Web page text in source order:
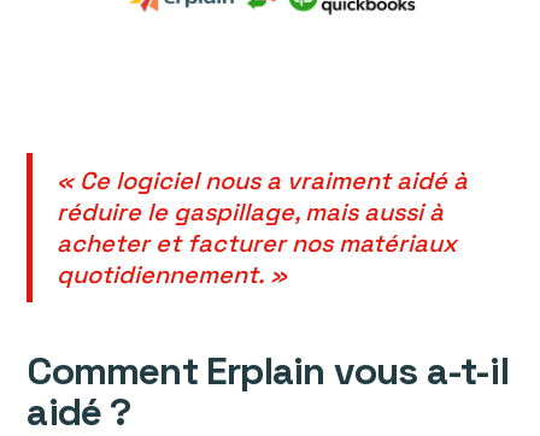
« Ce logiciel nous a vraiment aidé à
réduire le gaspillage, mais aussi à
acheter et facturer nos matériaux
quotidiennement. »
Comment Erplain vous a-t-il
aidé ?